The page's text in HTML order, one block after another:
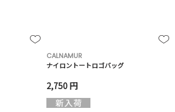
CALNAMUR
ナイロントートロゴバッグ
2,750 円